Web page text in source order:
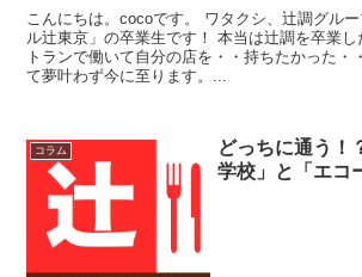
こんにちは。cocoです。 ワタクシ、辻調グル
ル辻東京」の卒業生です！ 本当は辻調を卒業し
トランで働いて自分の店を・・持ちたかった・
て夢叶わず今に至ります。...
コラム
どっちに通う！
学校」と「エコ